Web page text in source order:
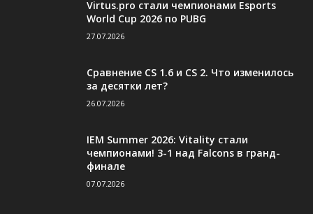
Virtus.pro стали чемпионами Esports
World Cup 2026 по PUBG
27.07.2026
Сравнение CS 1.6 и CS 2. Что изменилось
за десятки лет?
26.07.2026
IEM Summer 2026: Vitality стали
чемпионами! 3-1 над Falcons в гранд-
финале
07.07.2026